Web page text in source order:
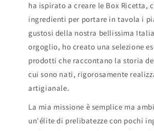
ha ispirato a creare le Box Ricetta,
ingredienti per portare in tavola i
gustosi della nostra bellissima
orgoglio, ho creato una selezione
prodotti che raccontano la storia
cui sono nati, rigorosamente
artigianale.
La mia missione è semplice ma
un'élite di prelibatezze con pochi